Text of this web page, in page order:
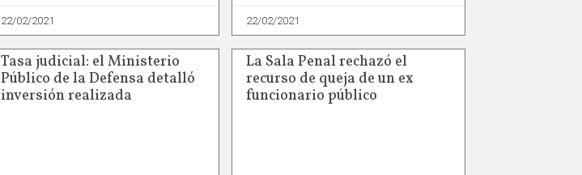
22/02/2021 22/02/2021
Tasa judicial: el Ministerio
Público de la Defensa detalló
inversión realizada
La Sala Penal rechazó el
recurso de queja de un ex
funcionario público